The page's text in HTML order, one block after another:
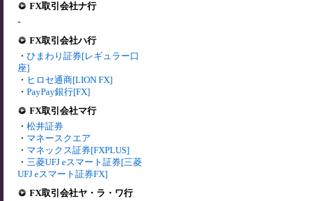
FX取引会社ナ行
-
FX取引会社ハ行
・ ひまわり証券[レギュラー口
座]
・ ヒロセ通商[LION FX]
・ PayPay銀行[FX]
FX取引会社マ行
・ 松井証券
・ マネースクエア
・ マネックス証券[FXPLUS]
・ 三菱UFJ eスマート証券[三菱
UFJ eスマート証券FX]
FX取引会社ヤ・ラ・ワ行